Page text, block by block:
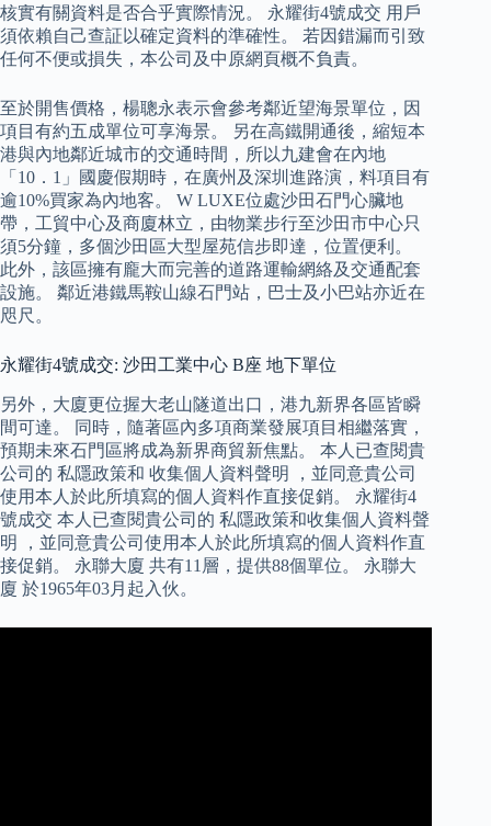
核實有關資料是否合乎實際情況。 永耀街4號成交 用戶
須依賴自己查証以確定資料的準確性。 若因錯漏而引致
任何不便或損失，本公司及中原網頁概不負責。
至於開售價格，楊聰永表示會參考鄰近望海景單位，因
項目有約五成單位可享海景。 另在高鐵開通後，縮短本
港與內地鄰近城市的交通時間，所以九建會在內地
「10．1」國慶假期時，在廣州及深圳進路演，料項目有
逾10%買家為內地客。 W LUXE位處沙田石門心臟地
帶，工貿中心及商廈林立，由物業步行至沙田市中心只
須5分鐘，多個沙田區大型屋苑信步即達，位置便利。
此外，該區擁有龐大而完善的道路運輸網絡及交通配套
設施。 鄰近港鐵馬鞍山線石門站，巴士及小巴站亦近在
咫尺。
永耀街4號成交: 沙田工業中心 B座 地下單位
另外，大廈更位握大老山隧道出口，港九新界各區皆瞬
間可達。 同時，隨著區內多項商業發展項目相繼落實，
預期未來石門區將成為新界商貿新焦點。 本人已查閱貴
公司的 私隱政策和 收集個人資料聲明 ，並同意貴公司
使用本人於此所填寫的個人資料作直接促銷。 永耀街4
號成交 本人已查閱貴公司的 私隱政策和收集個人資料聲
明 ，並同意貴公司使用本人於此所填寫的個人資料作直
接促銷。 永聯大廈 共有11層，提供88個單位。 永聯大
廈 於1965年03月起入伙。